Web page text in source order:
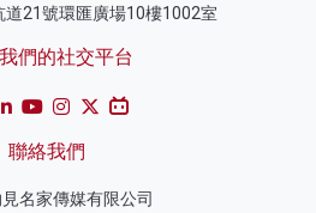
道21號環匯廣場10樓1002室
們的社交平台
聯絡我們
名家傳媒有限公司